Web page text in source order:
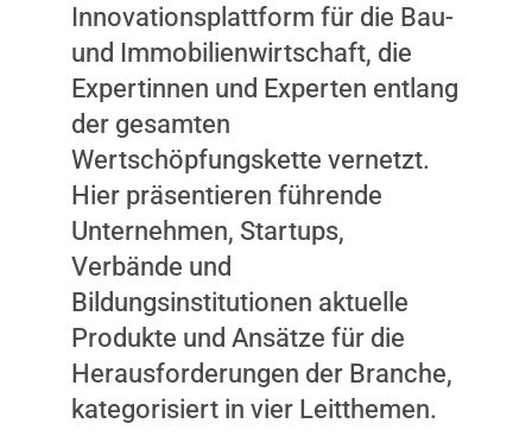
Innovationsplattform für die Bau-
und Immobilienwirtschaft, die
Expertinnen und Experten entlang
der gesamten
Wertschöpfungskette vernetzt.
Hier präsentieren führende
Unternehmen, Startups,
Verbände und
Bildungsinstitutionen aktuelle
Produkte und Ansätze für die
Herausforderungen der Branche,
kategorisiert in vier Leitthemen.